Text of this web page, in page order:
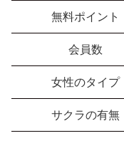
無料ポイント
会員数
女性のタイプ
サクラの有無